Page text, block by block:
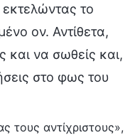
εκτελώντας το
ον. Αντίθετα,
και να σωθείς και,
στο φως του
τους αντίχριστους»,